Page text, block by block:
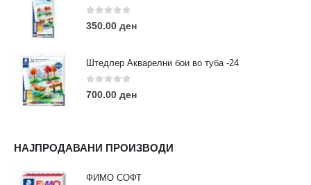
0out of 5
350.00 ден
Штедлер Акварелни бои во туба -24
0out of 5
700.00 ден
НАЈПРОДАВАНИ ПРОИЗВОДИ
ФИМО СОФТ